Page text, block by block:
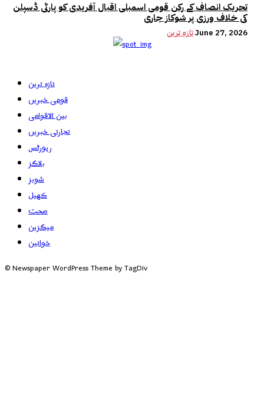
تحریک انصاف کے رکن قومی اسمبلی اقبال آفریدی کو پارٹی ڈسپلن
کی خلاف ورزی پر شوکاز جاری
تازہ ترینJune 27, 2026
تازہ ترین
قومی خبریں
بین الاقوامی
تجارتی خبریں
رپورٹس
بلاگز
شوبز
کھیل
صحت
میگزین
خواتین
© Newspaper WordPress Theme by TagDiv